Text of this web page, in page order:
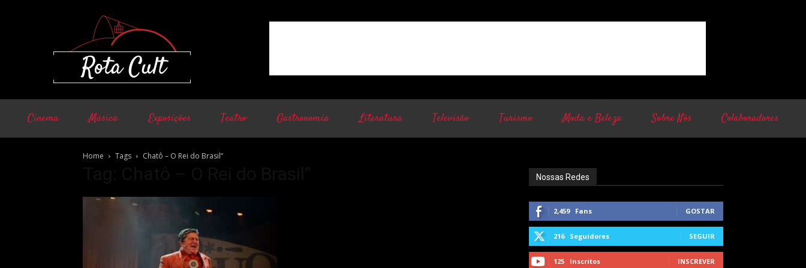
Cinema Música Exposições Teatro Gastronomia Literatura Televisão Turismo Moda e Beleza Sobre Nós Colaboradores
Home Tags Chatô – O Rei do Brasil”
Nossas Redes
2,459 Fans GOSTAR
216 Seguidores SEGUIR
125 Inscritos INSCREVER